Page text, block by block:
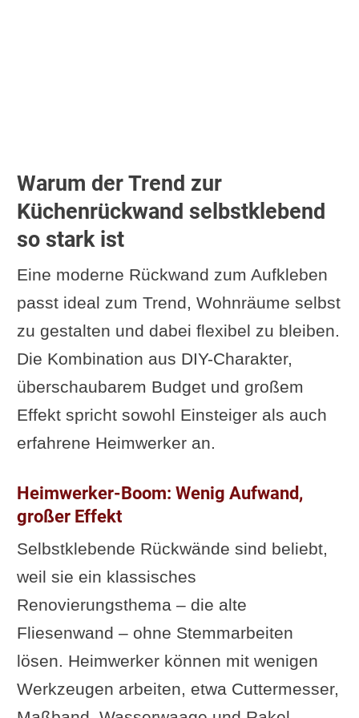
selbstklebende
Küchenrückwand richtig?
Ergänzung oder Frage von dir?
Fun Facts zum Thema
Küchenrückwände
Weiterlesen zum Thema
Küche
Warum der Trend zur
Küchenrückwand selbstklebend
so stark ist
Eine moderne Rückwand zum Aufkleben
passt ideal zum Trend, Wohnräume selbst
zu gestalten und dabei flexibel zu bleiben.
Die Kombination aus DIY-Charakter,
überschaubarem Budget und großem
Effekt spricht sowohl Einsteiger als auch
erfahrene Heimwerker an.
Heimwerker-Boom: Wenig Aufwand,
großer Effekt
Selbstklebende Rückwände sind beliebt,
weil sie ein klassisches
Renovierungsthema – die alte
Fliesenwand – ohne Stemmarbeiten
lösen. Heimwerker können mit wenigen
Werkzeugen arbeiten, etwa Cuttermesser,